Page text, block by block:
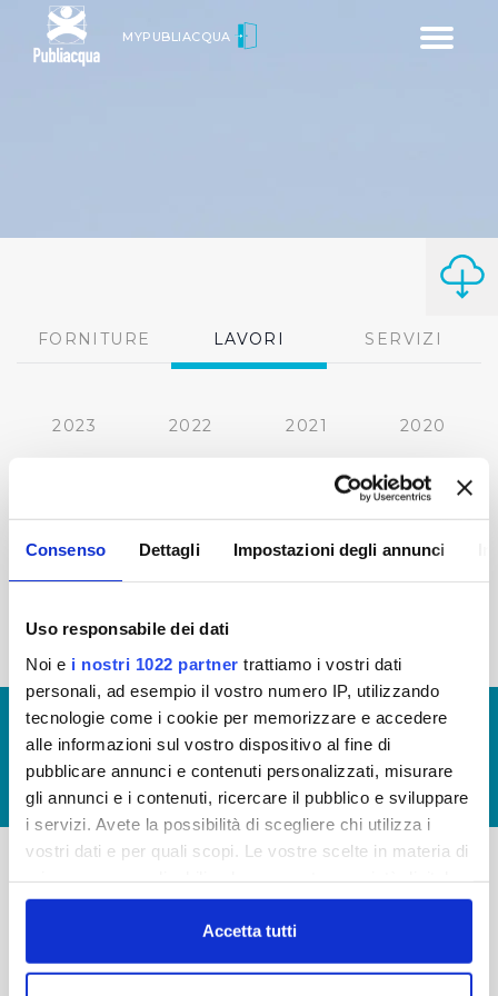
Consenso Dettagli Impostazioni degli annunci
Uso responsabile dei dati
Noi e i nostri 1022 partner trattiamo i vostri dati
personali, ad esempio il vostro numero IP, utilizzando
tecnologie come i cookie per memorizzare e accedere
alle informazioni sul vostro dispositivo al fine di
pubblicare annunci e contenuti personalizzati, misurare
gli annunci e i contenuti, ricercare il pubblico e sviluppare
i servizi. Avete la possibilità di scegliere chi utilizza i
vostri dati e per quali scopi. Le vostre scelte in materia di
in cui avete effettuato le vostre scelte. È possibile
modificare o revocare il proprio consenso in qualsiasi
momento dalla Dichiarazione sui cookie o facendo clic
Accetta tutti
Toggle
MYPUBLIACQUA
FORNITURE LAVORI SERVIZI
2023 2022 2021 2020
2016
2015 2014 2013 2012
2010
© Copyright 2017 - 2026
GLOSSARIO
GIUDICA IL SERVIZIO
LAVORA CON NOI
Via Villamagna 90/c -
-
FAQ
PRIVACY POLICY